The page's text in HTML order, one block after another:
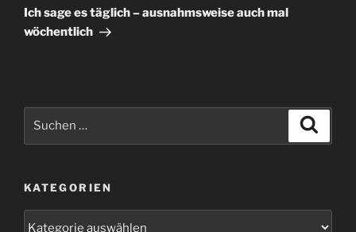
Beitrag
Ich sage es täglich – ausnahmsweise auch mal
wöchentlich
KATEGORIEN